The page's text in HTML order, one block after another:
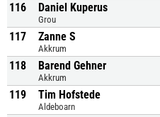
116 Daniel Kuperus
Grou
117 Zanne S
Akkrum
118 Barend Gehner
Akkrum
119 Tim Hofstede
Aldeboarn